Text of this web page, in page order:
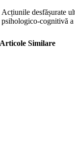
Acțiunile desfășurate
psihologico-cognitivă
Articole Similare